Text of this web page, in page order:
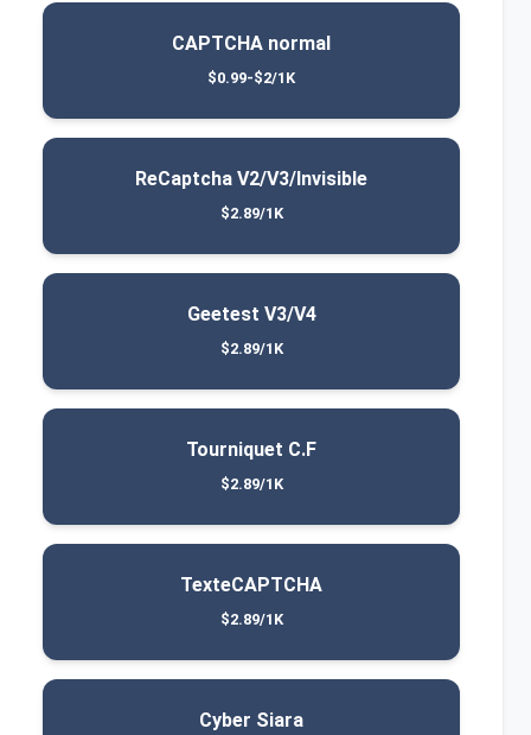
CAPTCHA normal
$0.99-$2/1K
ReCaptcha V2/V3/Invisible
$2.89/1K
Geetest V3/V4
$2.89/1K
Tourniquet C.F
$2.89/1K
TexteCAPTCHA
$2.89/1K
Cyber ​​Siara